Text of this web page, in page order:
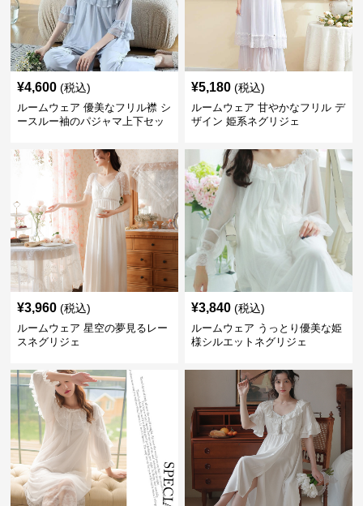
¥4,600 (税込)
ルームウェア 優美なフリル襟 シ
ースルー袖のパジャマ上下セッ
¥5,180 (税込)
ルームウェア 甘やかなフリル デ
ザイン 姫系ネグリジェ
¥3,960 (税込)
ルームウェア 星空の夢見るレー
スネグリジェ
¥3,840 (税込)
ルームウェア うっとり優美な姫
様シルエットネグリジェ